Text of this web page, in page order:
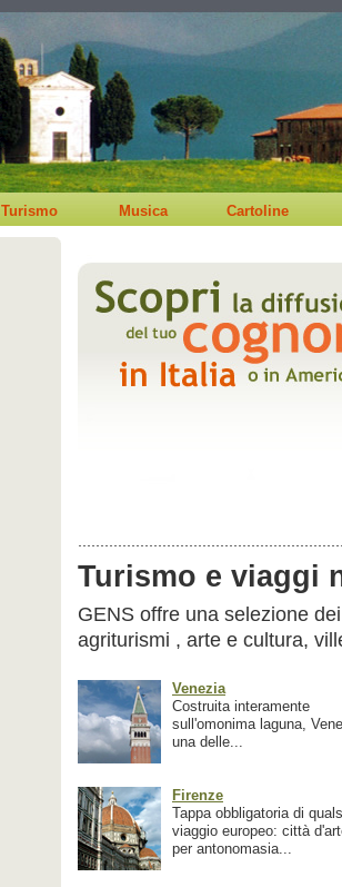
Turismo Musica Cartoline
Turismo e viaggi
GENS offre una selezione
agriturismi , arte e cultura,
Venezia
Costruita interamente
sull'omonima laguna,
una delle...
Firenze
Tappa obbligatoria di
viaggio europeo: città
per antonomasia...